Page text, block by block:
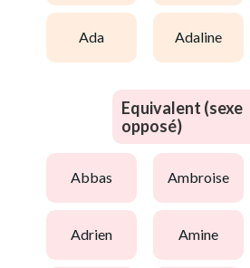
ada adaline
Equivalent (sexe
opposé)
abbas ambroise
adrien amine